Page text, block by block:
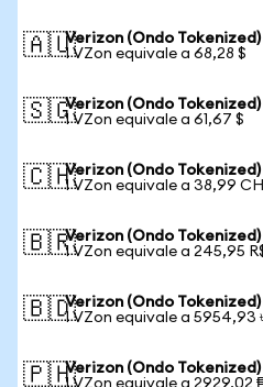
🇦🇺Verizon (Ondo
1 VZon equivale a 68,28 $
🇸🇬Verizon (Ondo
1 VZon equivale a 61,67 $
🇨🇭Verizon (Ondo Tokenized)
1 VZon equivale a 38,99
🇧🇷Verizon (Ondo
1 VZon equivale a 245,95
🇧🇩Verizon (Ondo
1 VZon equivale a 5954,93
🇵🇭Verizon (Ondo
1 VZon equivale a 2929,02